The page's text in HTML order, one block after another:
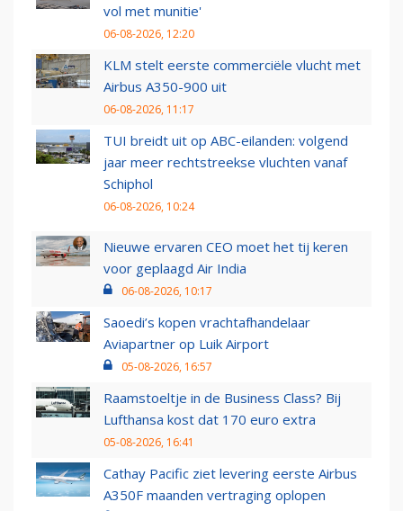
vol met munitie'
06-08-2026, 12:20
KLM stelt eerste commerciële vlucht met
Airbus A350-900 uit
06-08-2026, 11:17
TUI breidt uit op ABC-eilanden: volgend
jaar meer rechtstreekse vluchten vanaf
Schiphol
06-08-2026, 10:24
Nieuwe ervaren CEO moet het tij keren
voor geplaagd Air India
06-08-2026, 10:17
Saoedi’s kopen vrachtafhandelaar
Aviapartner op Luik Airport
05-08-2026, 16:57
Raamstoeltje in de Business Class? Bij
Lufthansa kost dat 170 euro extra
05-08-2026, 16:41
Cathay Pacific ziet levering eerste Airbus
A350F maanden vertraging oplopen